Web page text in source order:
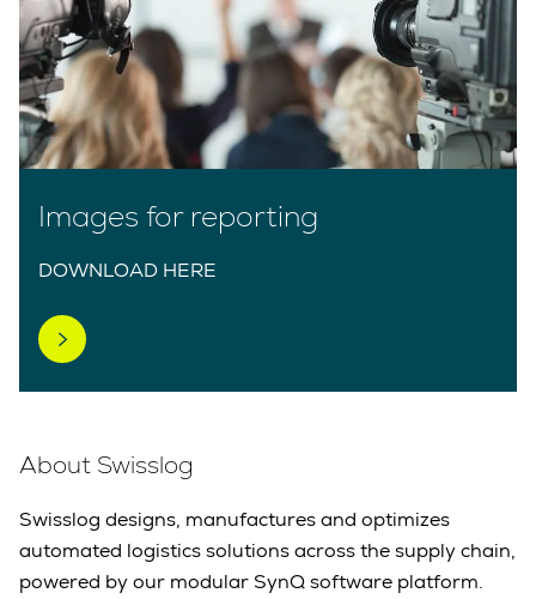
Images for reporting
DOWNLOAD HERE
About Swisslog
Swisslog designs, manufactures and optimizes
automated logistics solutions across the supply chain,
powered by our modular SynQ software platform.